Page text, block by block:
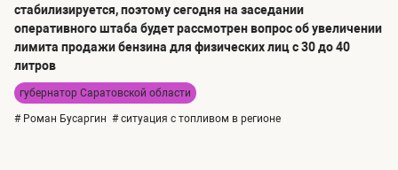
стабилизируется, поэтому сегодня на заседании
оперативного штаба будет рассмотрен вопрос об увеличении
лимита продажи бензина для физических лиц с 30 до 40
литров
губернатор Саратовской области
# Роман Бусаргин # ситуация с топливом в регионе